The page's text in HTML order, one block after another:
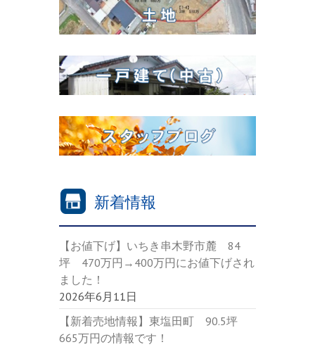
新着情報
【お値下げ】いちき串木野市麓 84
坪 470万円→400万円にお値下げされ
ました！
2026年6月11日
【新着売地情報】東塩田町 90.5坪
665万円の情報です！